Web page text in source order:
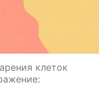
клеток